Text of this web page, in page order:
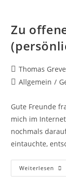
Zu
Beitrags-
Autor:
Thomas Greve
Beitrags-
Allgemein /
Gute Freunde
mich im
nochmals
eintauchte,
Weiterlesen Zu